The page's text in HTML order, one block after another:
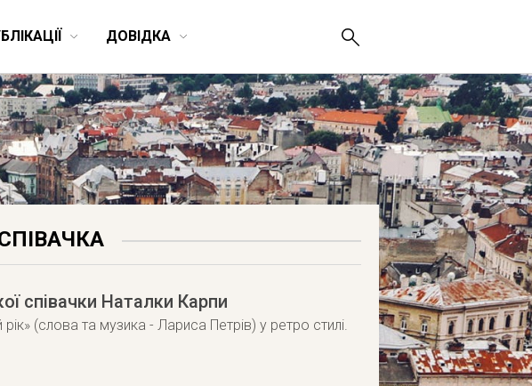
ДОВІДКА
співачки Наталки Карпи
(слова та музика - Лариса Петрів) у ретро стилі.